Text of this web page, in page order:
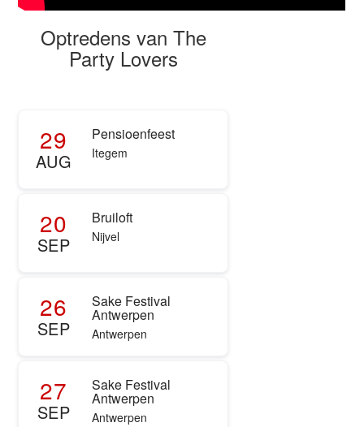
Optredens van The
Party Lovers
29
AUG
Pensioenfeest
Itegem
20
SEP
Bruiloft
Nijvel
26
SEP
Sake Festival
Antwerpen
Antwerpen
27
SEP
Sake Festival
Antwerpen
Antwerpen